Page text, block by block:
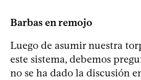
Barbas en remojo
Luego de asumir nuestra
este sistema, debemos
no se ha dado la discusión